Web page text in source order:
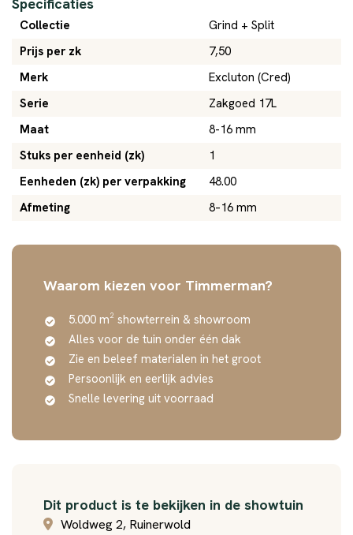
Collectie
Grind + Split
Prijs per zk
7,50
Merk
Excluton (Cred)
Serie
Zakgoed 17L
Maat
8-16 mm
Stuks per eenheid (zk)
1
Eenheden (zk) per verpakking
48.00
Afmeting
8–16 mm
Waarom kiezen voor Timmerman?
5.000 m² showterrein & showroom
Alles voor de tuin onder één dak
Zie en beleef materialen in het groot
Persoonlijk en eerlijk advies
Snelle levering uit voorraad
Dit product is te bekijken in de showtuin
Woldweg 2, Ruinerwold